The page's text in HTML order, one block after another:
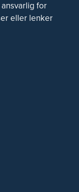
for
eller lenker